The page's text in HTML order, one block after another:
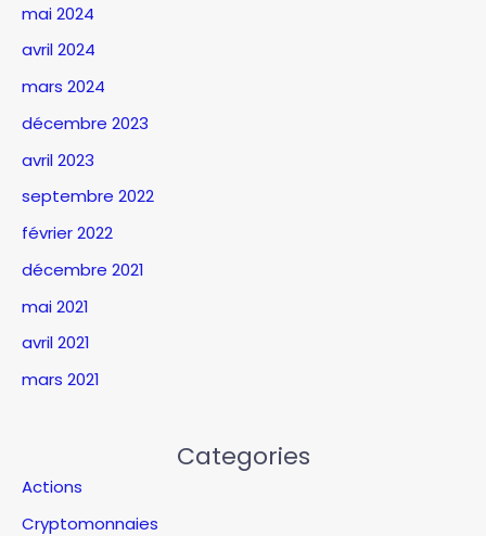
mai 2024
avril 2024
mars 2024
décembre 2023
avril 2023
septembre 2022
février 2022
décembre 2021
mai 2021
avril 2021
mars 2021
Categories
Actions
Cryptomonnaies